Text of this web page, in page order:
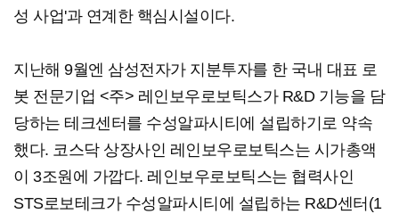
성 사업'과 연계한 핵심시설이다.
지난해 9월엔 삼성전자가 지분투자를 한 국내 대표 로
봇 전문기업 <주> 레인보우로보틱스가 R&D 기능을 담
당하는 테크센터를 수성알파시티에 설립하기로 약속
했다. 코스닥 상장사인 레인보우로보틱스는 시가총액
이 3조원에 가깝다. 레인보우로보틱스는 협력사인
STS로보테크가 수성알파시티에 설립하는 R&D센터(1